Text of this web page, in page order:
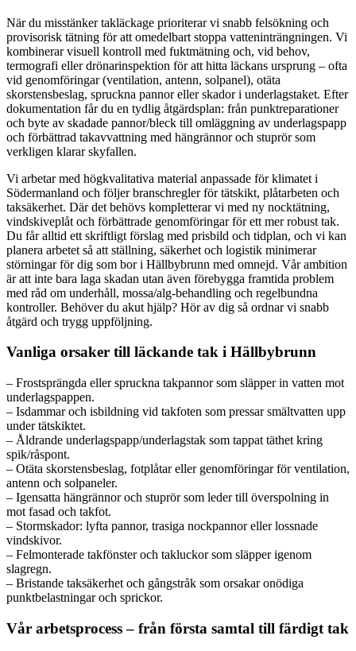
När du misstänker takläckage prioriterar vi snabb felsökning och
provisorisk tätning för att omedelbart stoppa vatteninträngningen. Vi
kombinerar visuell kontroll med fuktmätning och, vid behov,
termografi eller drönarinspektion för att hitta läckans ursprung – ofta
vid genomföringar (ventilation, antenn, solpanel), otäta
skorstensbeslag, spruckna pannor eller skador i underlagstaket. Efter
dokumentation får du en tydlig åtgärdsplan: från punktreparationer
och byte av skadade pannor/bleck till omläggning av underlagspapp
och förbättrad takavvattning med hängrännor och stuprör som
verkligen klarar skyfallen.
Vi arbetar med högkvalitativa material anpassade för klimatet i
Södermanland och följer branschregler för tätskikt, plåtarbeten och
taksäkerhet. Där det behövs kompletterar vi med ny nocktätning,
vindskiveplåt och förbättrade genomföringar för ett mer robust tak.
Du får alltid ett skriftligt förslag med prisbild och tidplan, och vi kan
planera arbetet så att ställning, säkerhet och logistik minimerar
störningar för dig som bor i Hällbybrunn med omnejd. Vår ambition
är att inte bara laga skadan utan även förebygga framtida problem
med råd om underhåll, mossa/alg-behandling och regelbundna
kontroller. Behöver du akut hjälp? Hör av dig så ordnar vi snabb
åtgärd och trygg uppföljning.
Vanliga orsaker till läckande tak i Hällbybrunn
– Frostsprängda eller spruckna takpannor som släpper in vatten mot
underlagspappen.
– Isdammar och isbildning vid takfoten som pressar smältvatten upp
under tätskiktet.
– Åldrande underlagspapp/underlagstak som tappat täthet kring
spik/råspont.
– Otäta skorstensbeslag, fotplåtar eller genomföringar för ventilation,
antenn och solpaneler.
– Igensatta hängrännor och stuprör som leder till överspolning in
mot fasad och takfot.
– Stormskador: lyfta pannor, trasiga nockpannor eller lossnade
vindskivor.
– Felmonterade takfönster och takluckor som släpper igenom
slagregn.
– Bristande taksäkerhet och gångstråk som orsakar onödiga
punktbelastningar och sprickor.
Vår arbetsprocess – från första samtal till färdigt tak